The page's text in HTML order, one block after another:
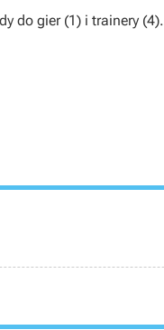
do gier (1) i trainery (4).